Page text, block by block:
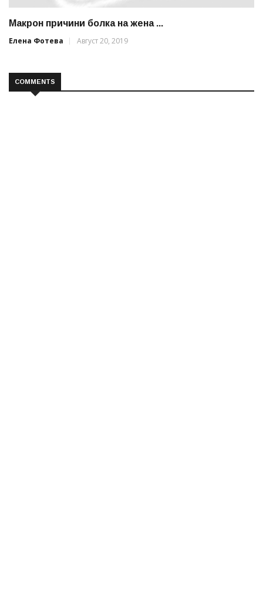
Макрон причини болка на жена ...
Елена Фотева
Август 20, 2019
COMMENTS